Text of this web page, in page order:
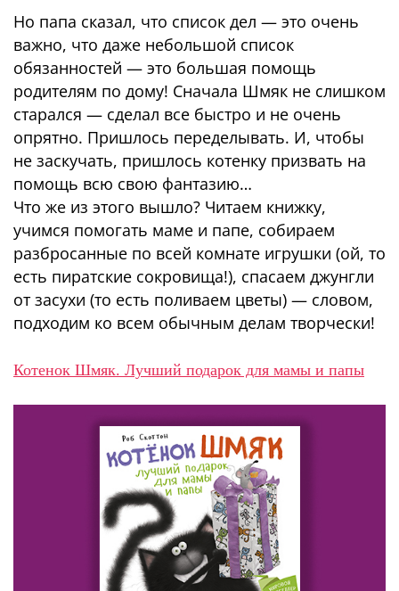
Но папа сказал, что список дел — это очень
важно, что даже небольшой список
обязанностей — это большая помощь
родителям по дому! Сначала Шмяк не слишком
старался — сделал все быстро и не очень
опрятно. Пришлось переделывать. И, чтобы
не заскучать, пришлось котенку призвать на
помощь всю свою фантазию…
Что же из этого вышло? Читаем книжку,
учимся помогать маме и папе, собираем
разбросанные по всей комнате игрушки (ой, то
есть пиратские сокровища!), спасаем джунгли
от засухи (то есть поливаем цветы) — словом,
подходим ко всем обычным делам творчески!
Котенок Шмяк. Лучший подарок для мамы и папы